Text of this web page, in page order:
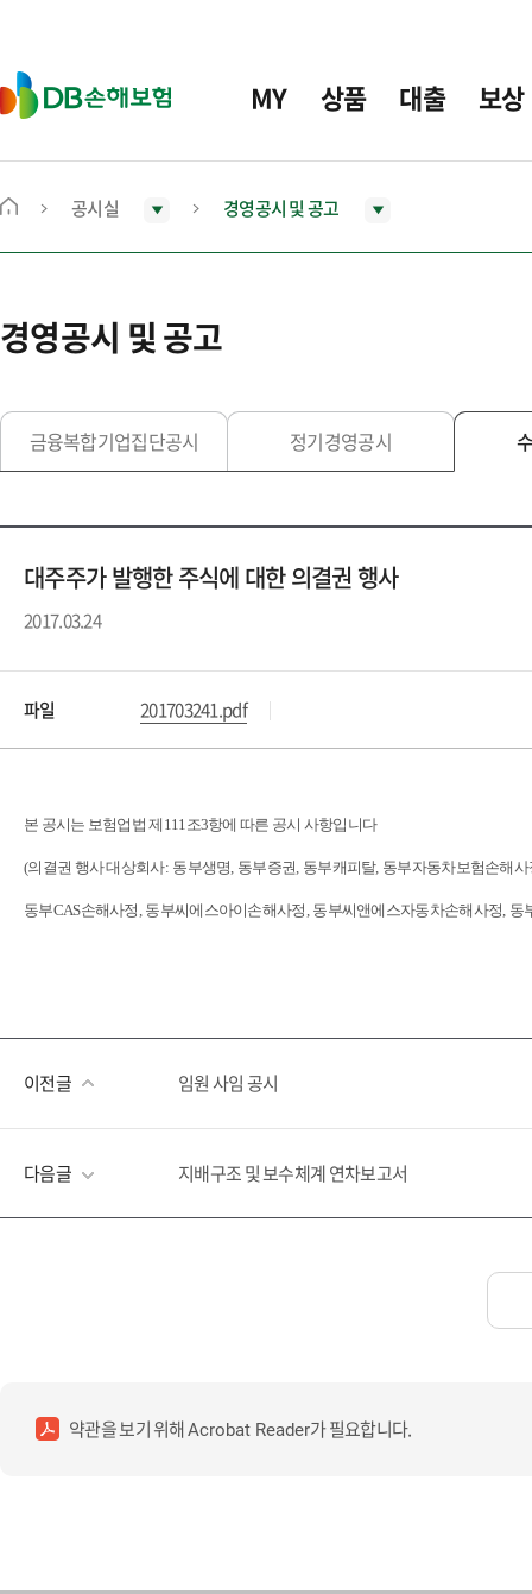
D
B
보
MY 상품 대출 보상
메
으
로
동
공시실 경영공시 및 공고
경영공시 및 공고
금융복합기업집단공시 정기경영공시
대주주가 발행한 주식에 대한 의결권 행사
2017.03.24
파일 201703241.pdf
본 공시는 보험업법 제 111조3항에 따른 공시 사항입니다
(의결권 행사 대상회사: 동부생명, 동부증권, 동부캐피탈, 동부자동차보험손해사
동부CAS손해사정 , 동부씨에스아이손해사정 , 동부씨앤에스자동차손해사정, 동
이전글 임원 사임 공시
다음글 지배구조 및 보수체계 연차보고서
약관을 보기 위해Acrobat Reader가 필요합니다.